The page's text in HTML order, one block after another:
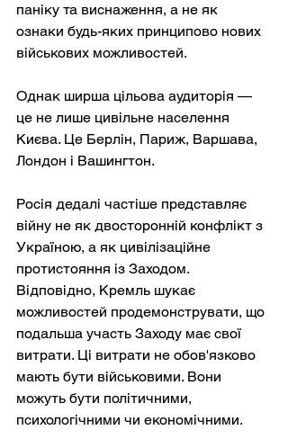
паніку та виснаження, а не як
ознаки будь-яких принципово нових
військових можливостей.
Однак ширша цільова аудиторія —
це не лише цивільне населення
Києва. Це Берлін, Париж, Варшава,
Лондон і Вашингтон.
Росія дедалі частіше представляє
війну не як двосторонній конфлікт з
Україною, а як цивілізаційне
протистояння із Заходом.
Відповідно, Кремль шукає
можливостей продемонструвати, що
подальша участь Заходу має свої
витрати. Ці витрати не обов'язково
мають бути військовими. Вони
можуть бути політичними,
психологічними чи економічними.